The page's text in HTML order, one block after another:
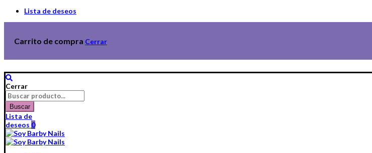
Lista de deseos
Carrito de compra Cerrar
Cerrar
Buscar
por:
Buscar
Lista de
deseos 0